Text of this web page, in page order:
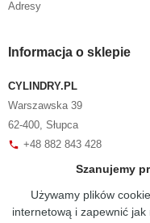
Adresy
Informacja o sklepie
CYLINDRY.PL
Warszawska 39
62-400, Słupca
phone +48 882 843 428
sklep@cylindry.plSzanujemy
Używamy plików
internetową i zapewnić